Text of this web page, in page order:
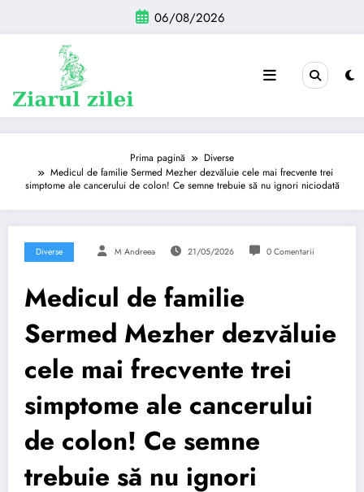
conținut
06/08/2026
Prima pagină
Diverse
Medicul de familie Sermed Mezher dezvăluie cele mai frecvente trei
simptome ale cancerului de colon! Ce semne trebuie să nu ignori niciodată
Diverse M Andreea 21/05/2026 0 Comentarii
Medicul de familie
Sermed Mezher dezvăluie
cele mai frecvente trei
simptome ale cancerului
de colon! Ce semne
trebuie să nu ignori